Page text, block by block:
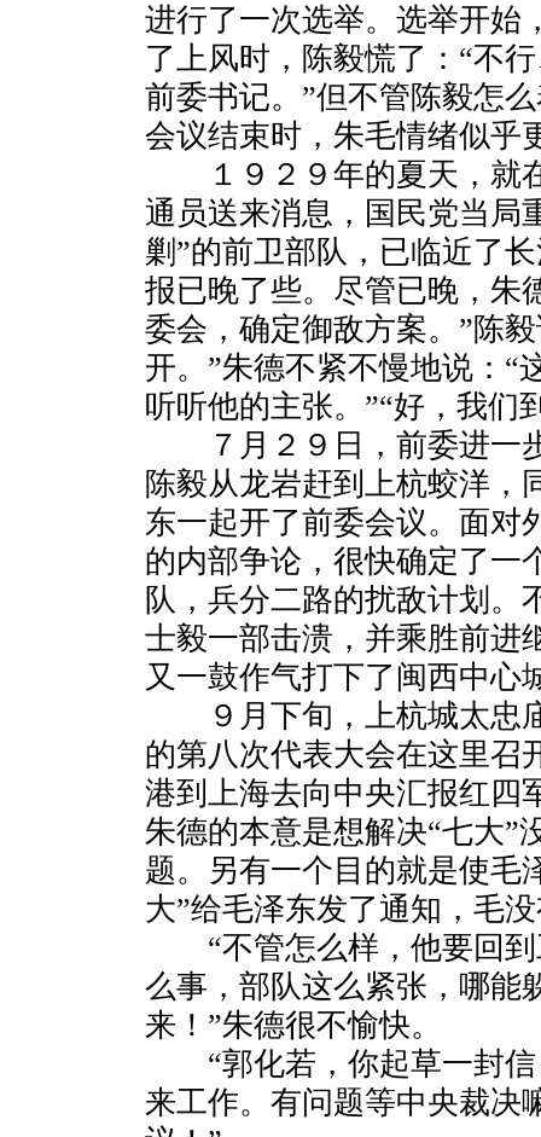
进行了一次选举。选举开始
了上风时，陈毅慌了：“不
前委书记。”但不管陈毅怎
会议结束时，朱毛情绪似乎
１９２９年的夏天，就
通员送来消息，国民党当局
剿”的前卫部队，已临近了
报已晚了些。尽管已晚，朱
委会，确定御敌方案。”陈
开。”朱德不紧不慢地说：“
听听他的主张。”“好，我们
７月２９日，前委进一
陈毅从龙岩赶到上杭蛟洋，
东一起开了前委会议。面对
的内部争论，很快确定了一
队，兵分二路的扰敌计划。
士毅一部击溃，并乘胜前进
又一鼓作气打下了闽西中心
９月下旬，上杭城太忠
的第八次代表大会在这里召
港到上海去向中央汇报红四
朱德的本意是想解决“七大”
题。另有一个目的就是使毛
大”给毛泽东发了通知，毛
“不管怎么样，他要回到
么事，部队这么紧张，哪能
来！”朱德很不愉快。
“郭化若，你起草一封信
来工作。有问题等中央裁决